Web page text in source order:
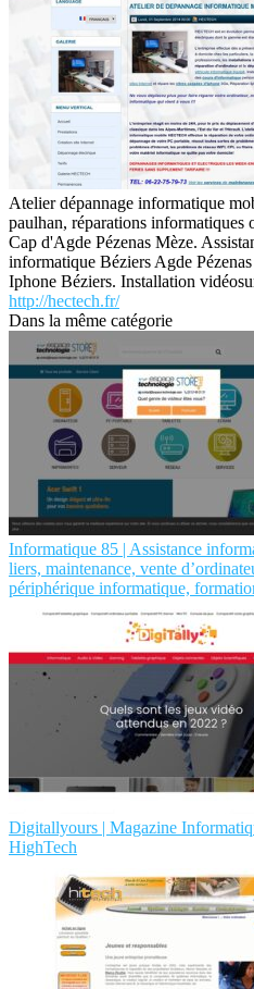
Atelier dépannage informatique
paulhan, réparations informatiques
Cap d'Agde Pézenas Mèze.
informatique Béziers Agde
Iphone Béziers. Installation
http://hectech.fr/
Dans la même catégorie
Infor­mati­que 85 | Assistance
liers, maintenance, vente
périphéri­que infor­mati­que,
Digitallyours | Magazine
HighTech